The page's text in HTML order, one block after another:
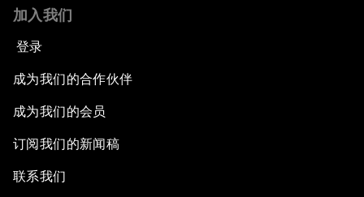
加入我们
登录
成为我们的合作伙伴
成为我们的会员
订阅我们的新闻稿
联系我们